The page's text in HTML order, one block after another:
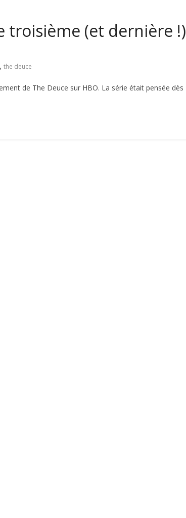
troisième (et dernière !)
, the deuce
de The Deuce sur HBO. La série était pensée dès